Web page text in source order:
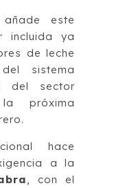
este
incluida ya
de leche
sistema
del sector
próxima
hace
a la
, con el